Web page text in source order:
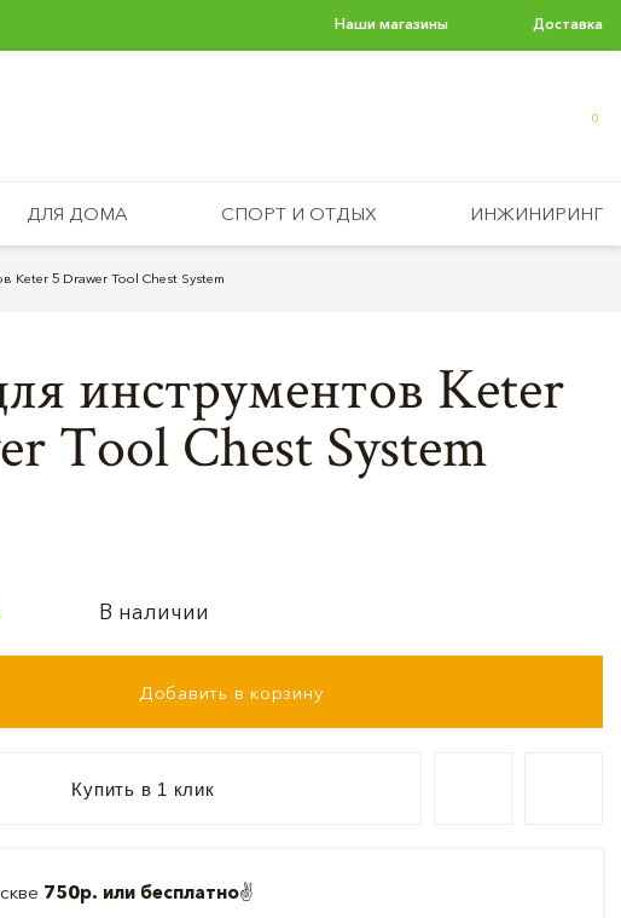
Наши магазины Доставка
0
ДЛЯ ДОМА СПОРТ И ОТДЫХ ИНЖИНИРИНГ
Keter 5 Drawer Tool Chest System
инструментов Keter
Tool Chest System
В наличии
Добавить в корзину
Купить в 1 клик
750р. или бесплатно✌️